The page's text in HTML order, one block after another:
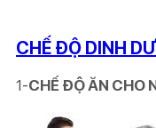
CHẾ ĐỘ DINH
1-CHẾ ĐỘ ĂN CHO